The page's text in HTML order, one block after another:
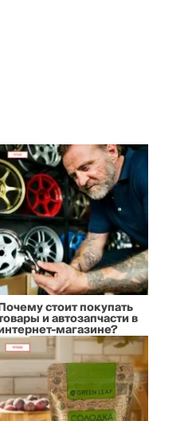
стоит покупать
и автозапчасти в
магазине?